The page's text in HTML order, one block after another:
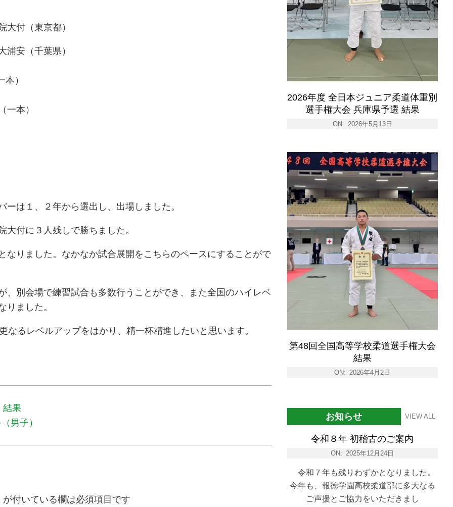
（東京都）
（千葉県）
）
）
は１、２年から選出し、出場しました。
付に３人残しで勝ちました。
りました。なかなか試合展開をこちらのペースにすることがで
別会場で練習試合も多数行うことができ、また全国のハイレベ
りました。
るレベルアップをはかり、精一杯精進したいと思います。
結果
男子）
が付いている欄は必須項目です
2026年度 全日本ジュニア柔道体重別
選手権大会 兵庫県予選 結果
ON: 2026年5月13日
第48回全国高等学校柔道選手権大会
結果
ON: 2026年4月2日
お知らせ VIEW ALL
令和８年 初稽古のご案内
ON: 2025年12月24日
令和７年も残りわずかとなりました。
今年も、報徳学園高校柔道部に多大なる
ご声援とご協力をいただきまし